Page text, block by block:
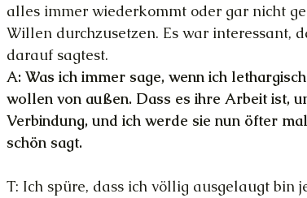
alles immer wiederkommt oder gar nicht
Willen durchzusetzen. Es war interessant,
darauf sagtest.
A: Was ich immer sage, wenn ich
wollen von außen. Dass es ihre Arbeit ist,
Verbindung, und ich werde sie nun öfter
schön sagt.
T: Ich spüre, dass ich völlig ausgelaugt bin